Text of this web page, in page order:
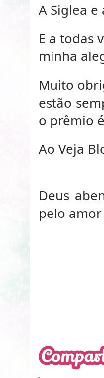
A Siglea
E a todas
minha
Muito
estão
o prêmio
Ao Veja
Deus
pelo amor